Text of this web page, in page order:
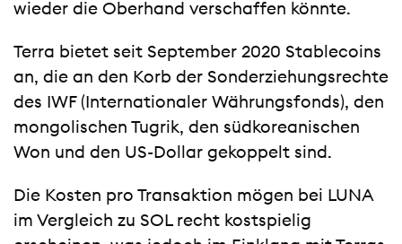
wieder die Oberhand verschaffen könnte.
Terra bietet seit September 2020 Stablecoins
an, die an den Korb der Sonderziehungsrechte
des IWF (Internationaler Währungsfonds), den
mongolischen Tugrik, den südkoreanischen
Won und den US-Dollar gekoppelt sind.
Die Kosten pro Transaktion mögen bei LUNA
im Vergleich zu SOL recht kostspielig